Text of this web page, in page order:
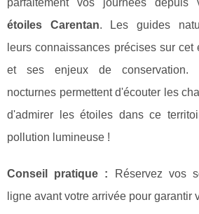
parfaitement vos journées depuis
étoiles Carentan. Les guides
leurs connaissances précises sur cet
et ses enjeux de conservation.
nocturnes permettent d'écouter les
d'admirer les étoiles dans ce
pollution lumineuse !
Conseil pratique : Réservez vos
ligne avant votre arrivée pour garantir